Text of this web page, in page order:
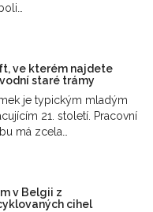
ve kterém najdete
staré trámy
je typickým mladým
21. století. Pracovní
má zcela…
v Belgii z
cihel